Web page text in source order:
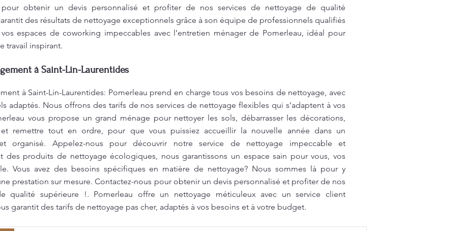
pour obtenir un devis personnalisé et profiter de nos services de nettoyage de qualité
des résultats de nettoyage exceptionnels grâce à son équipe de professionnels qualifiés
espaces de coworking impeccables avec l’entretien ménager de Pomerleau, idéal pour
travail inspirant.
à Saint-Lin-Laurentides
à Saint-Lin-Laurentides: Pomerleau prend en charge tous vos besoins de nettoyage, avec
adaptés. Nous offrons des tarifs de nos services de nettoyage flexibles qui s’adaptent à vos
vous propose un grand ménage pour nettoyer les sols, débarrasser les décorations,
et remettre tout en ordre, pour que vous puissiez accueillir la nouvelle année dans un
organisé. Appelez-nous pour découvrir notre service de nettoyage impeccable et
des produits de nettoyage écologiques, nous garantissons un espace sain pour vous, vos
Vous avez des besoins spécifiques en matière de nettoyage? Nous sommes là pour y
prestation sur mesure. Contactez-nous pour obtenir un devis personnalisé et profiter de nos
qualité supérieure !. Pomerleau offre un nettoyage méticuleux avec un service client
garantit des tarifs de nettoyage pas cher, adaptés à vos besoins et à votre budget.